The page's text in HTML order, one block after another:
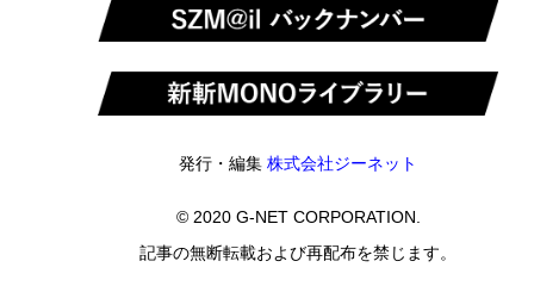
発行・編集株式会社ジーネット
© 2020 G-NET CORPORATION.
記事の無断転載および再配布を禁じます。